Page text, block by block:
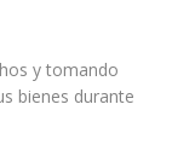
y tomando
bienes durante